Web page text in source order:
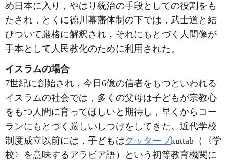
め日本に入り，やはり統治の手段としての役割をも
たされ，とくに徳川幕藩体制の下では，武士道と結
びついて厳格に解釈され，それにもとづく人間像が
手本として人民教化のために利用された。
イスラムの場合
7世紀に創始され，今日6億の信者をもつといわれる
イスラムの社会では，多くの父母は子どもが宗教心
をもつ人間に育ってほしいと期待し，早くからコー
ランにもとづく厳しいしつけをしてきた。近代学校
制度成立以前には，子どもはクッターブkuttāb（〈学
校〉を意味するアラビア語）という初等教育機関に